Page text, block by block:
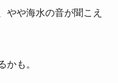
やや海水の音が聞こえ
かも。